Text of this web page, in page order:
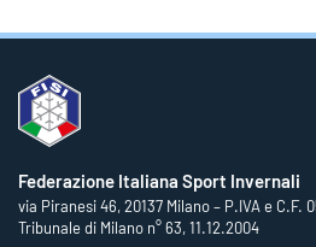
Federazione Italiana Sport Invernali
via Piranesi 46, 20137 Milano – P.IVA e C.F.
Tribunale di Milano n° 63, 11.12.2004